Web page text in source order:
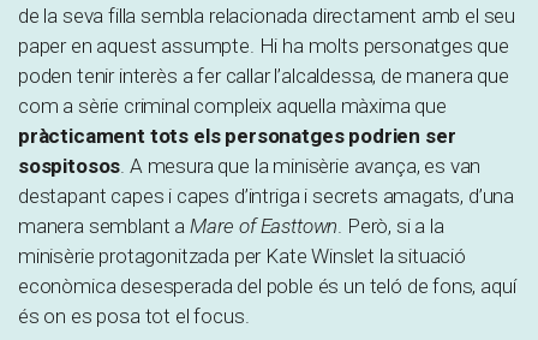
de la seva filla sembla relacionada directament amb el seu
paper en aquest assumpte. Hi ha molts personatges que
poden tenir interès a fer callar l’alcaldessa, de manera que
com a sèrie criminal compleix aquella màxima que
pràcticament tots els personatges podrien ser
sospitosos. A mesura que la minisèrie avança, es van
destapant capes i capes d’intriga i secrets amagats, d’una
manera semblant a Mare of Easttown. Però, si a la
minisèrie protagonitzada per Kate Winslet la situació
econòmica desesperada del poble és un teló de fons, aquí
és on es posa tot el focus.